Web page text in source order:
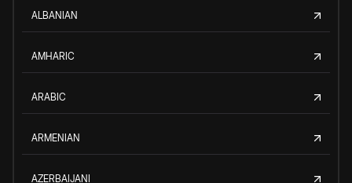
ALBANIAN
AMHARIC
ARABIC
ARMENIAN
AZERBAIJANI